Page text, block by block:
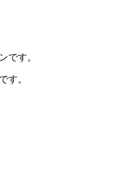
す。